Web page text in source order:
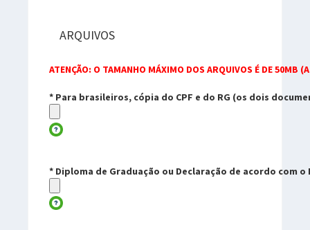
ARQUIVOS
ATENÇÃO: O TAMANHO MÁXIMO DOS ARQUIVOS É DE 50MB
* Para brasileiros, cópia do CPF e do RG (os dois
* Diploma de Graduação ou Declaração de acordo com o